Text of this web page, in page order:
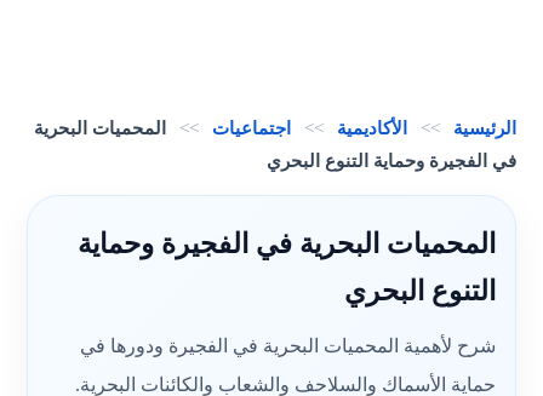
الرئيسية >> الأكاديمية >> اجتماعيات >>
المحميات البحرية
في الفجيرة وحماية التنوع البحري
المحميات البحرية في الفجيرة وحماية
التنوع البحري
شرح لأهمية المحميات البحرية في الفجيرة ودورها في
حماية الأسماك والسلاحف والشعاب والكائنات البحرية.